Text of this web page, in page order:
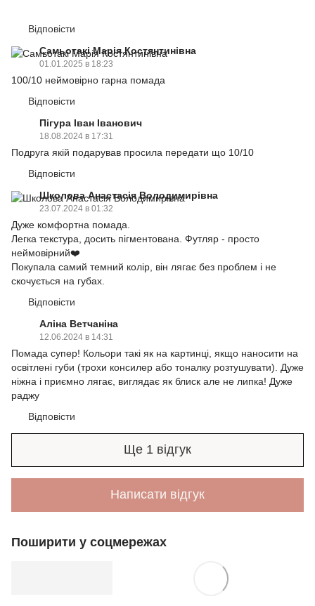
Відповісти
Самьотакі Марія Костянтинівна
01.01.2025 в 18:23
100/10 неймовірно гарна помада
Відповісти
Пігура Іван Іванович
18.08.2024 в 17:31
Подруга якій подарував просила передати що 10/10
Відповісти
Школова Анастасія Володимирівна
23.07.2024 в 01:32
Дуже комфортна помада.
Легка текстура, досить пігментована. Футляр - просто
неймовірний❤️
Покупала самий темний колір, він лягає без проблем і не
скочується на губах.
Відповісти
Алiна Ветчанiна
12.06.2024 в 14:31
Помада супер! Кольори такі як на картинці, якщо наносити на
освітлені губи (трохи консилер або тоналку розтушувати). Дуже
ніжна і приємно лягає, виглядає як блиск але не липка! Дуже
раджу
Відповісти
Ще 1 відгук
Написати відгук
Поширити у соцмережах